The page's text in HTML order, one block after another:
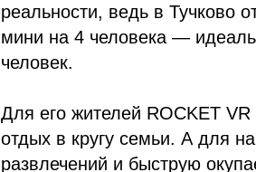
реальности, ведь в Тучково
мини на 4 человека —
человек.
Для его жителей ROCKET
отдых в кругу семьи. А для
развлечений и быструю